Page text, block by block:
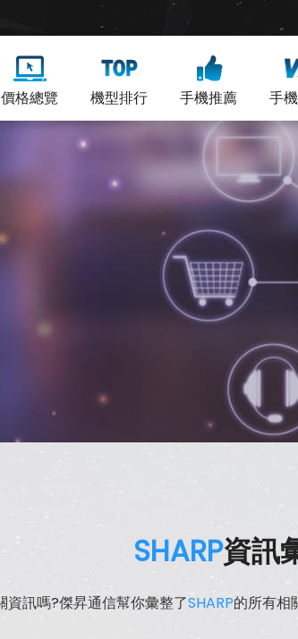
價格總覽 機型排行 手機推薦 手
SHARP資訊
資訊嗎?傑昇通信幫你彙整了SHARP的所有相